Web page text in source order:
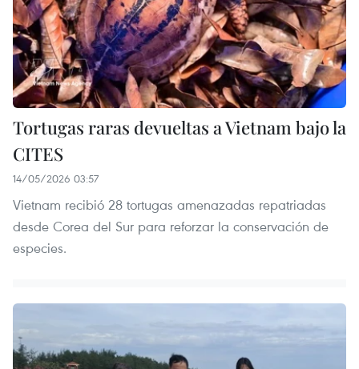
Tortugas raras devueltas a Vietnam bajo la
CITES
14/05/2026 03:57
Vietnam recibió 28 tortugas amenazadas repatriadas
desde Corea del Sur para reforzar la conservación de
especies.